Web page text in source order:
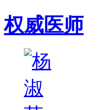
权威医师